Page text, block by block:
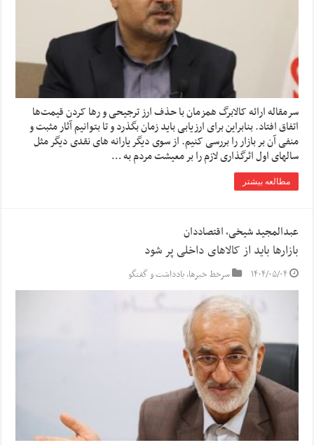
سرمقاله ارائه کالابرگ همزمان با حذف ارز ترجیحی و رها کردن قیمت‌ها
اتفاق افتاد. بنابراین برای ارزیابی باید زمان بگذرد و تا بتوانیم آثار مثبت و
منفی آن بر بازار را بررسی کنیم. از سوی دیگر یارانه های نقدی دیگر مثل
سالهای اول اثرگذاری لازم را بر معیشت مردم به …
مطالعه بیشتر
عبدالمجید شیخی، اقتصاددان
بازارها باید از کالا‌های داخلی پر شود
۱۴۰۴/۰۵/۰۴ سرخط خبرها,یادداشت و گفتگو